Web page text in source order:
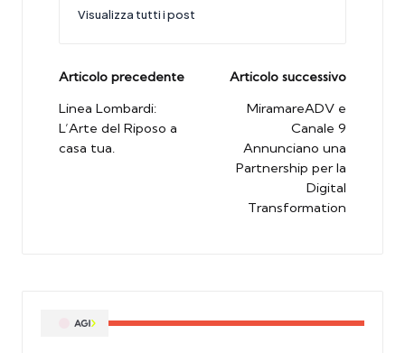
Visualizza tutti i post
Post
navigation
Articolo precedente
Linea Lombardi:
L’Arte del Riposo a
casa tua.
Articolo successivo
MiramareADV e
Canale 9
Annunciano una
Partnership per la
Digital
Transformation